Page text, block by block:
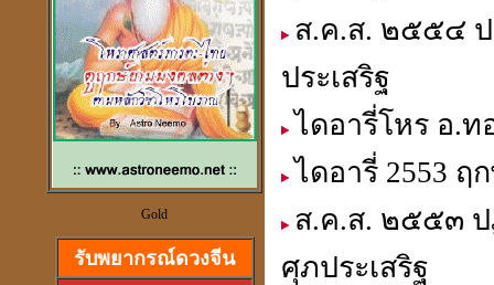
วัตุถุมงคล
เสริมดวง แก้ชง
สะเดาะเคาะห์ ต่อชะตา
ที่เป็นวิทยาศาสตร์
Gold
รับพยากรณ์ดวงจีน
ส.ค.ส. ๒๕๕๔
ประเสริฐ
ไดอารี่โหร อ.ท
ไดอารี่ 2553
ส.ค.ส. ๒๕๕๓ ป
ศุภประเสริฐ